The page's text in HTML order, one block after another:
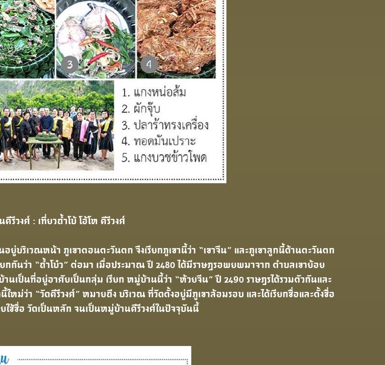
คีรีวงศ์ : เที่ยวถ้ำโบ้ โอ้โห คีรีวงศ์
ริเวณหน้า ภูเขาตอนตะวันตก จึงเรียกภูเขานี้ว่า “เขาจีน” และภูเขาลูกนี้ด้านตะวันตก
กันว่า “ถ้ำโบ๋ว” ต่อมา เมื่อประมาณ ปี 2480 ได้มีราษฎรอพยพมาจาก ตําบลเขาย้อย
นเป็นที่อยู่อาศัยเป็นกลุ่ม เรียก หมู่บ้านนี้ว่า “ห้วยจีน” ปี 2490 ราษฎรได้รวมตัวกันและ
ใหม่ว่า “วัดคีรีวงศ์” หมายถึง บริเวณ ที่วัดตั้งอยู่มีภูเขาล้อมรอบ และได้เรียกชื่อและตั้งชื่อ
ใช้ชื่อ วัดเป็นหลัก จนเป็นหมู่บ้านคีรีวงศ์ในปัจจุบันนี้